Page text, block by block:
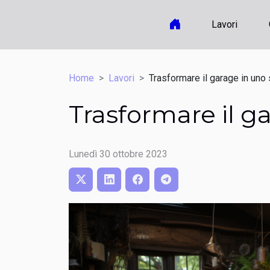
Lavori
Home Lavori Trasformare il garage in uno
Trasformare il
Lunedì 30 ottobre 2023